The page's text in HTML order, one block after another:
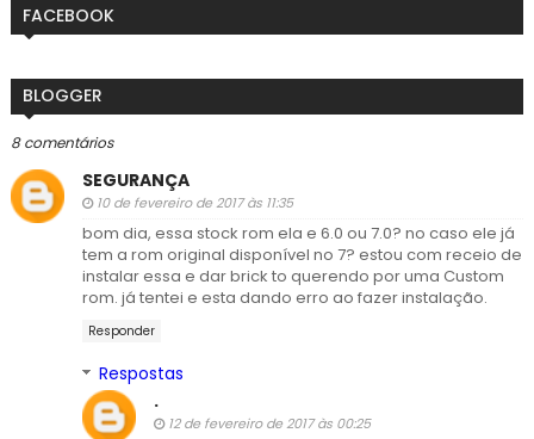
FACEBOOK
BLOGGER
8 comentários
SEGURANÇA
10 de fevereiro de 2017 às 11:35
bom dia, essa stock rom ela e 6.0 ou 7.0? no caso ele já
tem a rom original disponível no 7? estou com receio de
instalar essa e dar brick to querendo por uma Custom
rom. já tentei e esta dando erro ao fazer instalação.
Responder
Respostas
.
12 de fevereiro de 2017 às 00:25